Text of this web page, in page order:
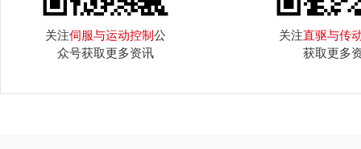
关注伺服与运动控制公
众号获取更多资讯
关注直驱与传
获取更多